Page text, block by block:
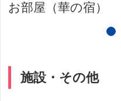
お部屋（華の宿）
施設・その他